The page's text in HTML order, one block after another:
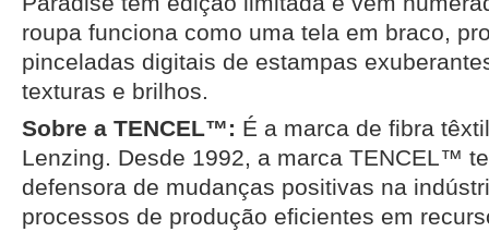
roupa funciona como uma tela em braco,
pinceladas digitais de estampas
texturas e brilhos.
Sobre a TENCEL™: É a marca de fibra
Lenzing. Desde 1992, a marca TENCEL™
defensora de mudanças positivas na
processos de produção eficientes em